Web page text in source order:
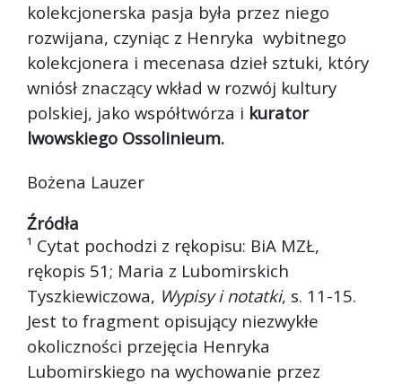
kolekcjonerska pasja była przez niego
rozwijana, czyniąc z Henryka wybitnego
kolekcjonera i mecenasa dzieł sztuki, który
wniósł znaczący wkład w rozwój kultury
polskiej, jako współtwórza i kurator
lwowskiego Ossolinieum.
Bożena Lauzer
Źródła
¹ Cytat pochodzi z rękopisu: BiA MZŁ,
rękopis 51; Maria z Lubomirskich
Tyszkiewiczowa, Wypisy i notatki, s. 11-15.
Jest to fragment opisujący niezwykłe
okoliczności przejęcia Henryka
Lubomirskiego na wychowanie przez